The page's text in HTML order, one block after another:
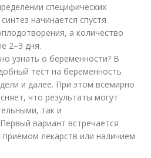
специфических
начинается спустя
а количество
2–3 дня.
узнать о беременности? В
тест на беременность
и далее. При этом всемирно
что результаты могут
так и
вариант встречается
лекарств или наличием